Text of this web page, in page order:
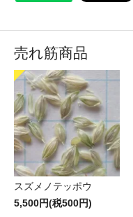
売れ筋商品
スズメノテッポウ
5,500円(税500円)